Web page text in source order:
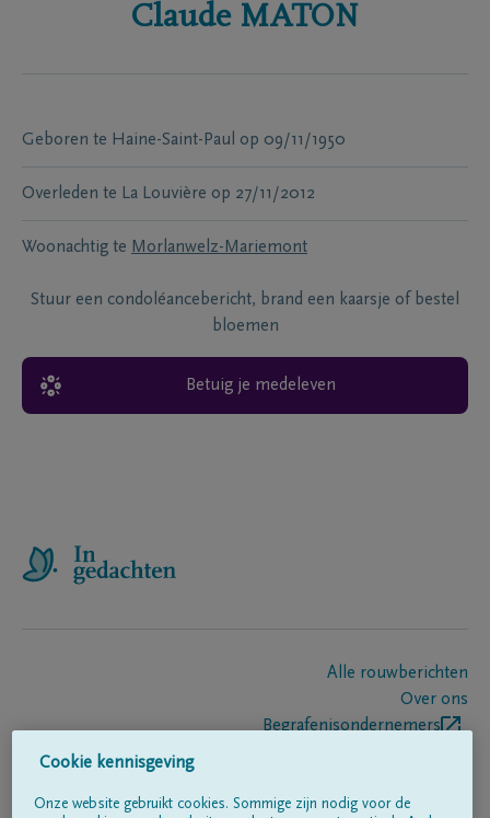
Claude MATON
Geboren te Haine-Saint-Paul op 09/11/1950
Overleden te La Louvière op 27/11/2012
Woonachtig te Morlanwelz-Mariemont
Stuur een condoléancebericht, brand een kaarsje of bestel
bloemen
Betuig je medeleven
Alle rouwberichten
Over ons
Begrafenisondernemers
Cookie kennisgeving
Onze website gebruikt cookies. Sommige zijn nodig voor de